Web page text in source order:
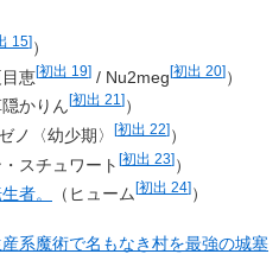
15]）
目恵[初出 19] / Nu2meg[初出 20]）
隠かりん[初出 21 ] ）
ゼノ〈幼少期〉 [初出 22]）
スチュワート [初出 23]）
者。
（ヒューム [初出 24] ）
系魔術で名もなき村を最強の城塞